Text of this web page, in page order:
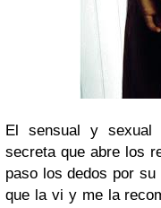
El sensual y
secreta que abre los
paso los dedos por
que la vi y me la